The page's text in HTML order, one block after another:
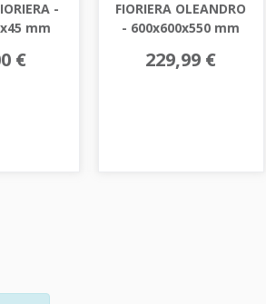
-
mm
€
FIORIERA OLEANDRO
- 600x600x550 mm
229,99 €